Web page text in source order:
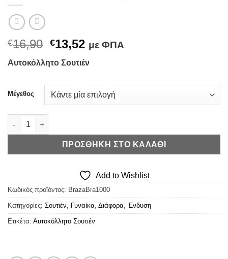
€16,90 Original
price
was:
€13,52Η
τιμή
€13,52.
με ΦΠΑ
Αυτοκόλλητο Σουτιέν
Μέγεθος
Braza Bra - Αυτοκόλλητο Σουτιέν ποσότητα
ΠΡΟΣΘΉΚΗ ΣΤΟ ΚΑΛΆΘΙ
Add to Wishlist
Κωδικός προϊόντος: BrazaBra1000
Κατηγορίες: Σουτιέν, Γυναίκα, Διάφορα, Ένδυση
Ετικέτα: Αυτοκόλλητο Σουτιέν